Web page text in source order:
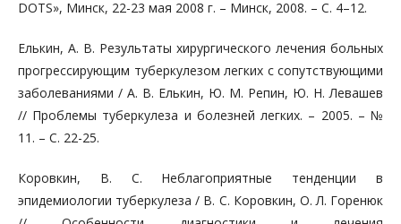
DOTS», Минск, 22-23 мая 2008 г. – Минск, 2008. – С. 4–12.
Елькин, А. В. Результаты хирургического лечения больных
прогрессирующим туберкулезом легких с сопутствующими
заболеваниями / А. В. Елькин, Ю. М. Репин, Ю. Н. Левашев
// Проблемы туберкулеза и болезней легких. – 2005. – №
11. – С. 22-25.
Коровкин, В. С. Неблагоприятные тенденции в
эпидемиологии туберкулеза / В. С. Коровкин, О. Л. Горенюк